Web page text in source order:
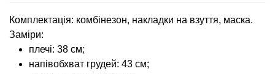
Комплектація: комбінезон, накладки на взуття, маска.
Заміри:
плечі: 38 см;
напівобхват грудей: 43 см;